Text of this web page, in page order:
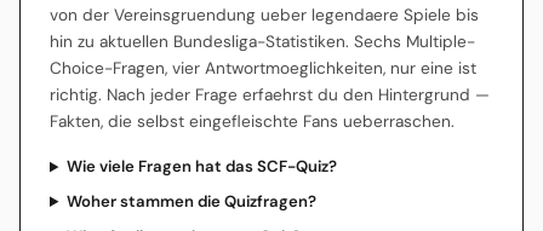
von der Vereinsgruendung ueber legendaere Spiele bis
hin zu aktuellen Bundesliga-Statistiken. Sechs Multiple-
Choice-Fragen, vier Antwortmoeglichkeiten, nur eine ist
richtig. Nach jeder Frage erfaehrst du den Hintergrund —
Fakten, die selbst eingefleischte Fans ueberraschen.
Wie viele Fragen hat das SCF-Quiz?
Woher stammen die Quizfragen?